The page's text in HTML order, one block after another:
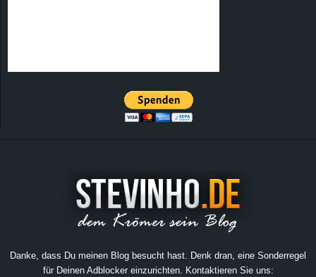
Danke, dass Du meinen Blog besucht hast. Denk dran, eine Sonderregel
für Deinen Adblocker einzurichten. Kontaktieren Sie uns: